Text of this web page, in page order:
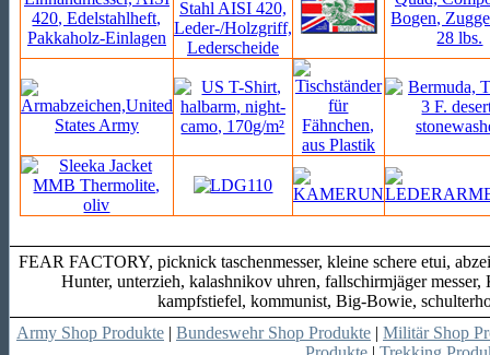
FEAR FACTORY, picknick taschenmesser, kleine schere etui,
Hunter, unterzieh, kalashnikov uhren, fallschirmjäger
kampfstiefel, kommunist, Big-Bowie,
Army Shop Produkte | Bundeswehr Shop Produkte | Militär Shop